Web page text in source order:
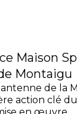
Maison
Montaigu
de la
action clé